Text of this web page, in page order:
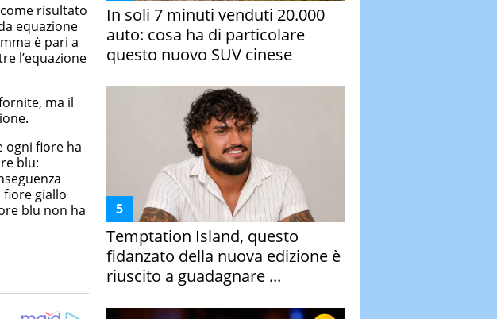
risultato
equazione
è pari a
l’equazione
ma il
ogni fiore ha
blu:
fiore giallo
blu non ha
In soli 7 minuti venduti 20.000
auto: cosa ha di particolare
questo nuovo SUV cinese
Temptation Island, questo
fidanzato della nuova edizione è
riuscito a guadagnare ...